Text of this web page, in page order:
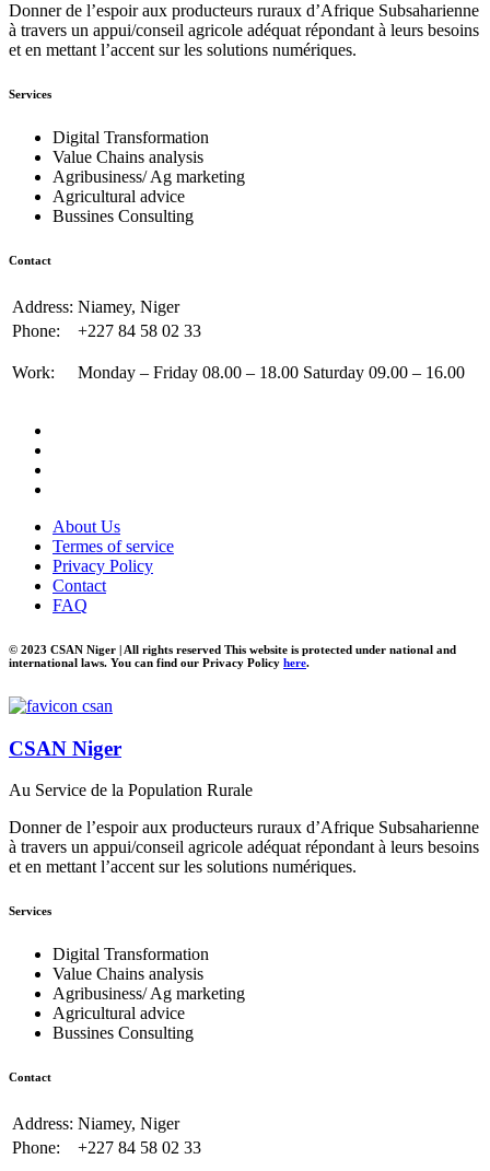
Donner de l’espoir aux producteurs ruraux d’Afrique Subsaharienne
à travers un appui/conseil agricole adéquat répondant à leurs besoins
et en mettant l’accent sur les solutions numériques.
Services
Digital Transformation
Value Chains analysis
Agribusiness/ Ag marketing
Agricultural advice
Bussines Consulting
Contact
Address: Niamey, Niger
Phone:
+227 84 58 02 33
Work: Monday – Friday 08.00 – 18.00 Saturday 09.00 – 16.00
About Us
Termes of service
Privacy Policy
Contact
FAQ
© 2023 CSAN Niger | All rights reserved This website is protected under national and
international laws. You can find our Privacy Policy here.
CSAN Niger
Au Service de la Population Rurale
Donner de l’espoir aux producteurs ruraux d’Afrique Subsaharienne
à travers un appui/conseil agricole adéquat répondant à leurs besoins
et en mettant l’accent sur les solutions numériques.
Services
Digital Transformation
Value Chains analysis
Agribusiness/ Ag marketing
Agricultural advice
Bussines Consulting
Contact
Address: Niamey, Niger
Phone:
+227 84 58 02 33